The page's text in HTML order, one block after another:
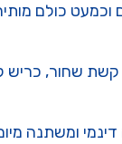
כולם
שחור, כריש
ומשתנה